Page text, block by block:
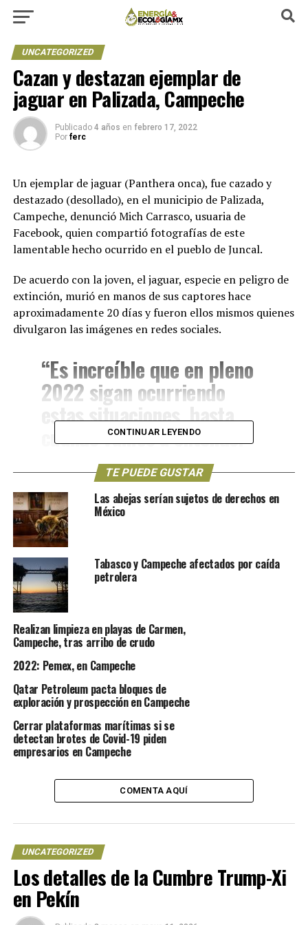
UNCATEGORIZED
Cazan y destazan ejemplar de
jaguar en Palizada, Campeche
Publicado 4 años en febrero 17, 2022
Por ferc
Un ejemplar de jaguar (Panthera onca), fue cazado y
destazado (desollado), en el municipio de Palizada,
Campeche, denunció Mich Carrasco, usuaria de
Facebook, quien compartió fotografías de este
lamentable hecho ocurrido en el pueblo de Juncal.
De acuerdo con la joven, el jaguar, especie en peligro de
extinción, murió en manos de sus captores hace
aproximadamente 20 días y fueron ellos mismos quienes
divulgaron las imágenes en redes sociales.
“Es increíble que en pleno
2022 sigan ocurriendo
estas situaciones, hasta
cuándo vamos a entender
que necesitamos proteger a
los animales y su
importancia en la
naturaleza”.
“Exigimos acciones por
parte de las autoridades
SEMARNAT, PROFEPA, para
que el responsable de este
terrible suceso sea
capturado y se le de la
sentencia según la ley”,
manifestó.
Ambiente (Profepa), dio a conocer que junto con
la Guardia Nacional y personal del Área de Protección
de Flora y Fauna Laguna de Términos realizó un
NOTICIAS RELACIONADAS CAMPECHE CAZAN
DESTAZAN
JAGUAR
UP NEXT
CONTINUAR LEYENDO
TE PUEDE GUSTAR
Las abejas serían sujetos de derechos en
México
Tabasco y Campeche afectados por caída
petrolera
Realizan limpieza en playas de Carmen,
Campeche, tras arribo de crudo
2022: Pemex, en Campeche
Qatar Petroleum pacta bloques de
exploración y prospección en Campeche
Cerrar plataformas marítimas si se
detectan brotes de Covid-19 piden
empresarios en Campeche
COMENTA AQUÍ
UNCATEGORIZED
Los detalles de la Cumbre Trump-Xi
en Pekín